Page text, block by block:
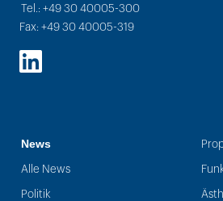
Tel.: +49 30 40005-300
Fax: +49 30 40005-319
LinkedIn
News
Alle News
Politik